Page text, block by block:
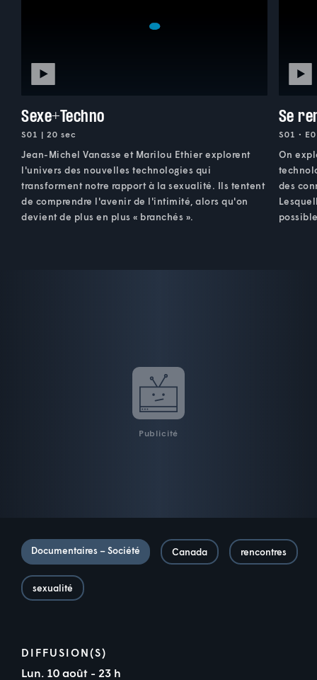
Sexe+Techno
S01 | 20 sec
Jean-Michel Vanasse et Marilou Ethier explorent
l'univers des nouvelles technologies qui
transforment notre rapport à la sexualité. Ils tentent
de comprendre l'avenir de l'intimité, alors qu'on
devient de plus en plus « branchés ».
Se
S01 •
On
des
Publicité
Documentaires – Société Canada rencontres
sexualité
DIFFUSION(S)
Lun. 10 août - 23 h